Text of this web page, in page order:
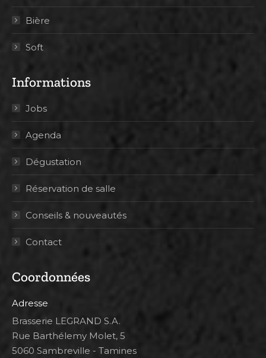
Bière
Soft
Informations
Jobs
Agenda
Dégustation
Réservation de salle
Conseils & nouveautés
Contact
Coordonnées
Adresse
Brasserie LEGRAND S.A.
Rue Barthélemy Molet, 5
5060 Sambreville - Tamines